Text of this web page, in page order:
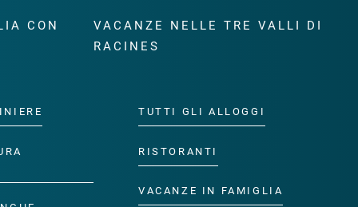
CON
VACANZE NELLE TRE VALLI DI
RACINES
TUTTI GLI ALLOGGI
RISTORANTI
VACANZE IN FAMIGLIA